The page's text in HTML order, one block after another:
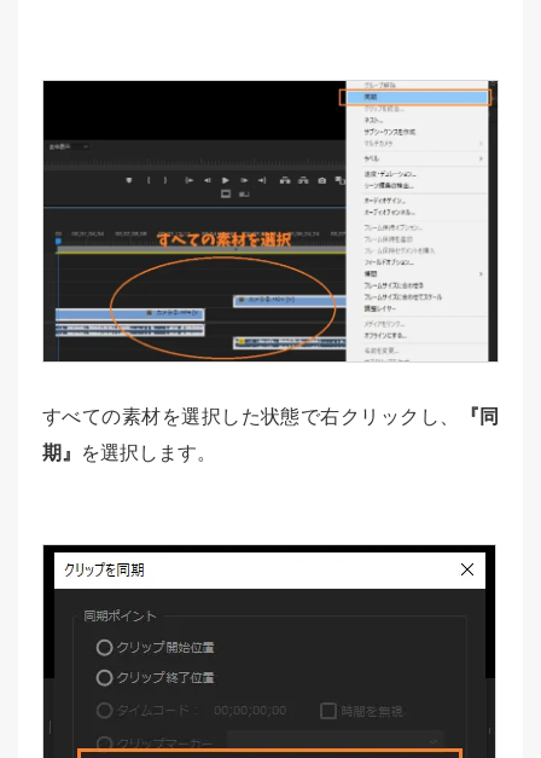
すべての素材を選択した状態で右クリックし、
『同
期』
を選択します。